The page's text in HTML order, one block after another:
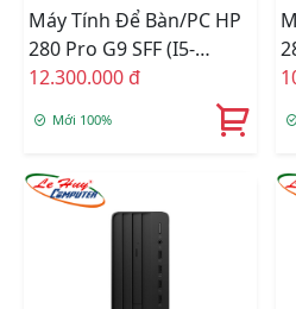
Máy Tính Để Bàn/PC HP
280 Pro G9 SFF (i5-
12500/4GB
RAM/256GSSD/WL+BT/K+M/
11) (72K91PA)
12.300.000 đ
Mới 100%